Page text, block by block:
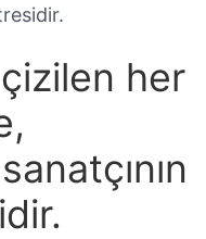
her